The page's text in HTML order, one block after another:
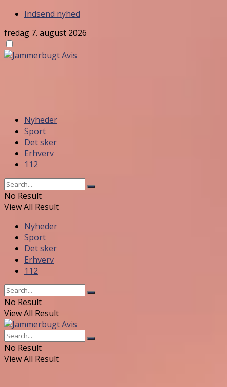
Indsend nyhed
fredag 7. august 2026
Nyheder
Sport
Det sker
Erhverv
112
No Result
View All Result
Nyheder
Sport
Det sker
Erhverv
112
No Result
View All Result
No Result
View All Result